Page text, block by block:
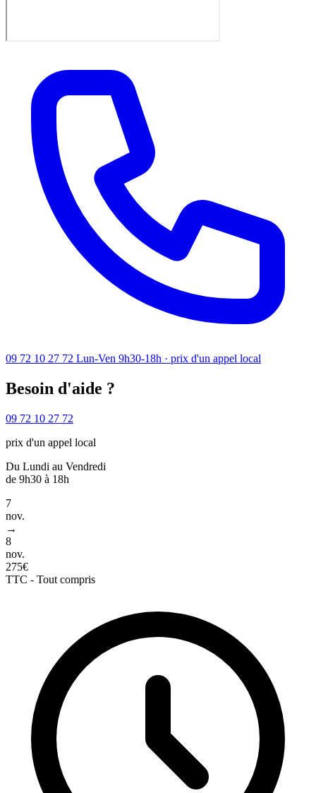
09 72 10 27 72 Lun-Ven 9h30-18h · prix d'un appel local
Besoin d'aide ?
09 72 10 27 72
prix d'un appel local
Du Lundi au Vendredi
de 9h30 à 18h
7
nov.
→
8
nov.
275€
TTC - Tout compris